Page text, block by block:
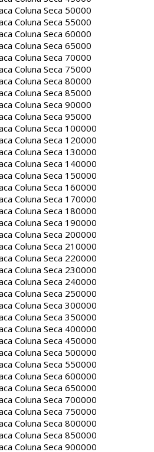
Coluna Seca 50000
Coluna Seca 55000
Coluna Seca 60000
Coluna Seca 65000
Coluna Seca 70000
Coluna Seca 75000
Coluna Seca 80000
Coluna Seca 85000
Coluna Seca 90000
Coluna Seca 95000
Coluna Seca 100000
Coluna Seca 120000
Coluna Seca 130000
Coluna Seca 140000
Coluna Seca 150000
Coluna Seca 160000
Coluna Seca 170000
Coluna Seca 180000
Coluna Seca 190000
Coluna Seca 200000
Coluna Seca 210000
Coluna Seca 220000
Coluna Seca 230000
Coluna Seca 240000
Coluna Seca 250000
Coluna Seca 300000
Coluna Seca 350000
Coluna Seca 400000
Coluna Seca 450000
Coluna Seca 500000
Coluna Seca 550000
Coluna Seca 600000
Coluna Seca 650000
Coluna Seca 700000
Coluna Seca 750000
Coluna Seca 800000
Coluna Seca 850000
Coluna Seca 900000